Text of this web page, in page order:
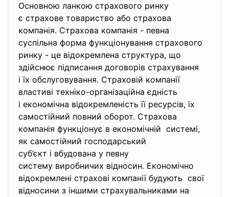
Основною ланкою страхового ринку
є страхове товариство або страхова
компанія. Страхова компанія - певна
суспільна форма функціонування страхового
ринку - це відокремлена структура, що
здійснює підписання договорів страхування
і їх обслуговування. Страховій компанії
властиві техніко-організаційна єдність
і економічна відокремленість її ресурсів, їх
самостійний повний оборот. Страхова
компанія функціонує в економічній системі,
як самостійний господарський
суб’єкт і вбудована у певну
систему виробничих відносин. Економічно
відокремлені страхові компанії будують свої
відносини з іншими страхувальниками на